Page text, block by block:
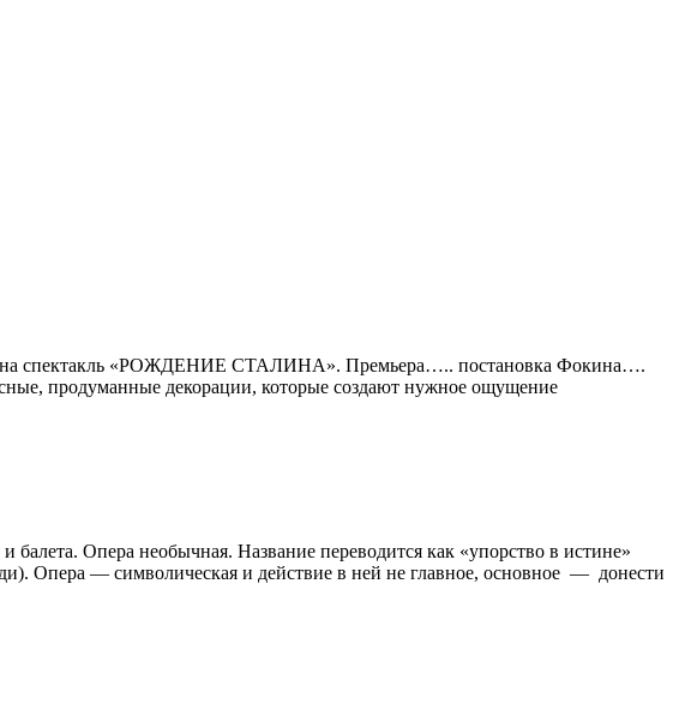
на спектакль «РОЖДЕНИЕ СТАЛИНА». Премьера….. постановка Фокина….
продуманные декорации, которые создают нужное ощущение
Опера необычная. Название переводится как «упорство в истине»
Опера — символическая и действие в ней не главное, основное — донести